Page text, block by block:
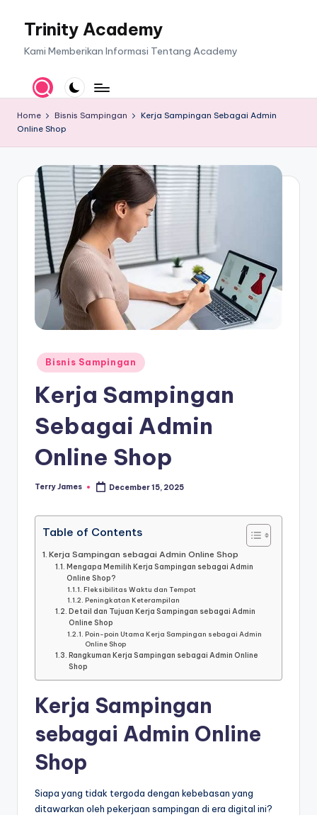
Trinity Academy
Kami Memberikan Informasi Tentang Academy
Home Bisnis Sampingan
Kerja Sampingan Sebagai Admin
Online Shop
Posted
in
Bisnis Sampingan
Kerja Sampingan
Sebagai Admin
Online Shop
Posted
Terry James December 15, 2025
Table of Contents
Kerja Sampingan sebagai Admin Online Shop
Mengapa Memilih Kerja Sampingan sebagai Admin
Online Shop?
Fleksibilitas Waktu dan Tempat
Peningkatan Keterampilan
Detail dan Tujuan Kerja Sampingan sebagai Admin
Online Shop
Poin-poin Utama Kerja Sampingan sebagai Admin
Online Shop
Rangkuman Kerja Sampingan sebagai Admin Online
Shop
Kerja Sampingan
sebagai Admin Online
Shop
Siapa yang tidak tergoda dengan kebebasan yang
ditawarkan oleh pekerjaan sampingan di era digital ini?